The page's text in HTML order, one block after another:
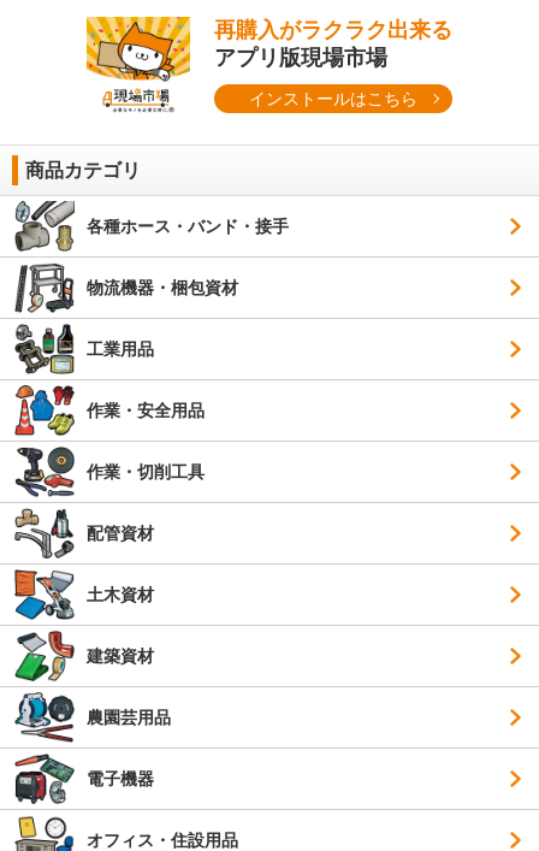
再購入がラクラク出来る
アプリ版現場市場
インストールはこちら
商品カテゴリ
各種ホース・バンド・接手
物流機器・梱包資材
工業用品
作業・安全用品
作業・切削工具
配管資材
土木資材
建築資材
農園芸用品
電子機器
オフィス・住設用品